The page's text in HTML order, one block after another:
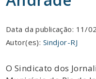
Data da publicação: 11/
Autor(es): Sindjor-RJ
O Sindicato dos